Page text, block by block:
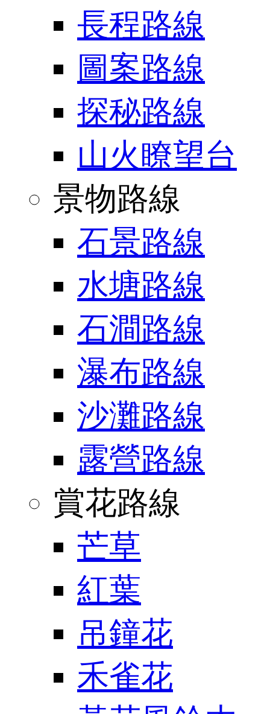
長程路線
圖案路線
探秘路線
山火瞭望台
景物路線
石景路線
水塘路線
石澗路線
瀑布路線
沙灘路線
露營路線
賞花路線
芒草
紅葉
吊鐘花
禾雀花